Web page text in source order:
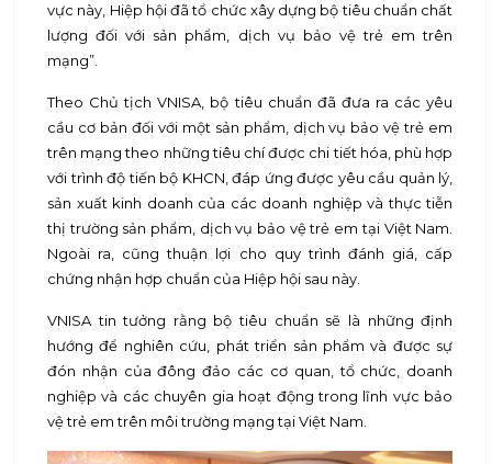
vực này, Hiệp hội đã tổ chức xây dựng bộ tiêu chuẩn chất
lượng đối với sản phẩm, dịch vụ bảo vệ trẻ em trên
mạng”.
Theo Chủ tịch VNISA, bộ tiêu chuẩn đã đưa ra các yêu
cầu cơ bản đối với một sản phẩm, dịch vụ bảo vệ trẻ em
trên mạng theo những tiêu chí được chi tiết hóa, phù hợp
với trình độ tiến bộ KHCN, đáp ứng được yêu cầu quản lý,
sản xuất kinh doanh của các doanh nghiệp và thực tiễn
thị trường sản phẩm, dịch vụ bảo vệ trẻ em tại Việt Nam.
Ngoài ra, cũng thuận lợi cho quy trình đánh giá, cấp
chứng nhận hợp chuẩn của Hiệp hội sau này.
VNISA tin tưởng rằng bộ tiêu chuẩn sẽ là những định
hướng để nghiên cứu, phát triển sản phẩm và được sự
đón nhận của đông đảo các cơ quan, tổ chức, doanh
nghiệp và các chuyên gia hoạt động trong lĩnh vực bảo
vệ trẻ em trên môi trường mạng tại Việt Nam.